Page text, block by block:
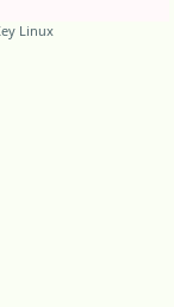
Linux